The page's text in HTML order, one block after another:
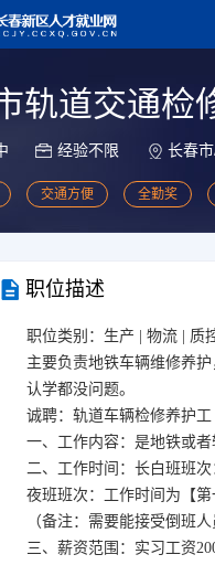
轨道交通检
经验不限 长春
交通方便 全勤奖
职位描述
职位类别：生产 | 物流 | 质
主要负责地铁车辆维修养
认学都没问题。
诚聘：轨道车辆检修养护工
一、工作内容：是地铁或者
二、工作时间：长白班班次
夜班班次：工作时间为【第
（备注：需要能接受倒班
三、薪资范围：实习工资